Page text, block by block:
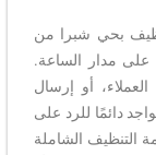
بحي شبرا من
مدار الساعة.
أو إرسال
دائمًا للرد على
التنظيف الشاملة